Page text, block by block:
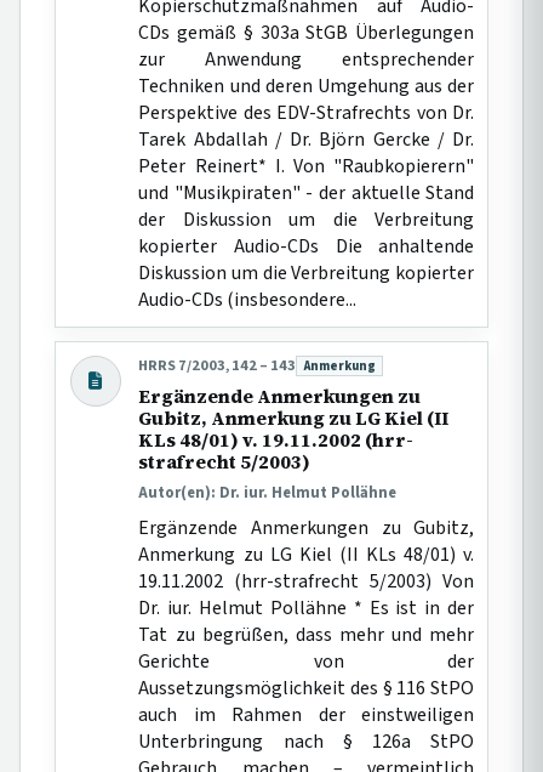
Kopierschutzmaßnahmen auf Audio-
CDs gemäß § 303a StGB Überlegungen
zur Anwendung entsprechender
Techniken und deren Umgehung aus der
Perspektive des EDV-Strafrechts von Dr.
Tarek Abdallah / Dr. Björn Gercke / Dr.
Peter Reinert* I. Von "Raubkopierern"
und "Musikpiraten" - der aktuelle Stand
der Diskussion um die Verbreitung
kopierter Audio-CDs Die anhaltende
Diskussion um die Verbreitung kopierter
Audio-CDs (insbesondere...
HRRS 7/2003, 142 – 143 Beitragsart:
Anmerkung
Ergänzende Anmerkungen zu
Gubitz, Anmerkung zu LG Kiel (II
KLs 48/01) v. 19.11.2002 (hrr-
strafrecht 5/2003)
Autor(en): Dr. iur. Helmut Pollähne
Ergänzende Anmerkungen zu Gubitz,
Anmerkung zu LG Kiel (II KLs 48/01) v.
19.11.2002 (hrr-strafrecht 5/2003) Von
Dr. iur. Helmut Pollähne * Es ist in der
Tat zu begrüßen, dass mehr und mehr
Gerichte von der
Aussetzungsmöglichkeit des § 116 StPO
auch im Rahmen der einstweiligen
Unterbringung nach § 126a StPO